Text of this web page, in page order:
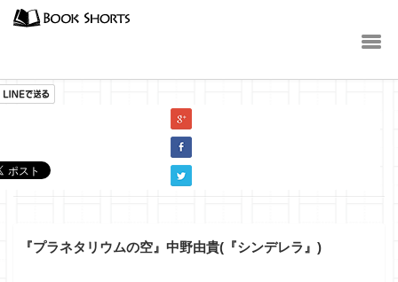
『プラネタリウムの空』中野由貴(『シンデレラ』)